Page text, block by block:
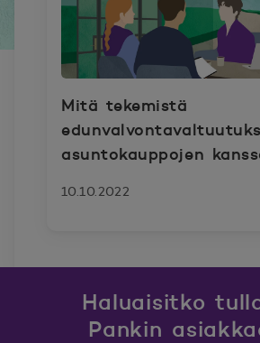
Mitä tekemistä
asuntokauppojen
10.10.2022
Haluaisitko
Pankin